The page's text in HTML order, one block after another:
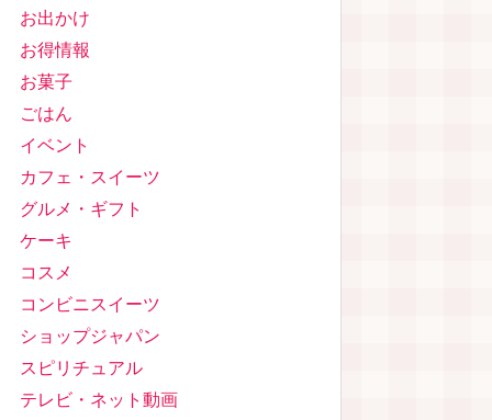
お出かけ
お得情報
お菓子
ごはん
イベント
カフェ・スイーツ
グルメ・ギフト
ケーキ
コスメ
コンビニスイーツ
ショップジャパン
スピリチュアル
テレビ・ネット動画